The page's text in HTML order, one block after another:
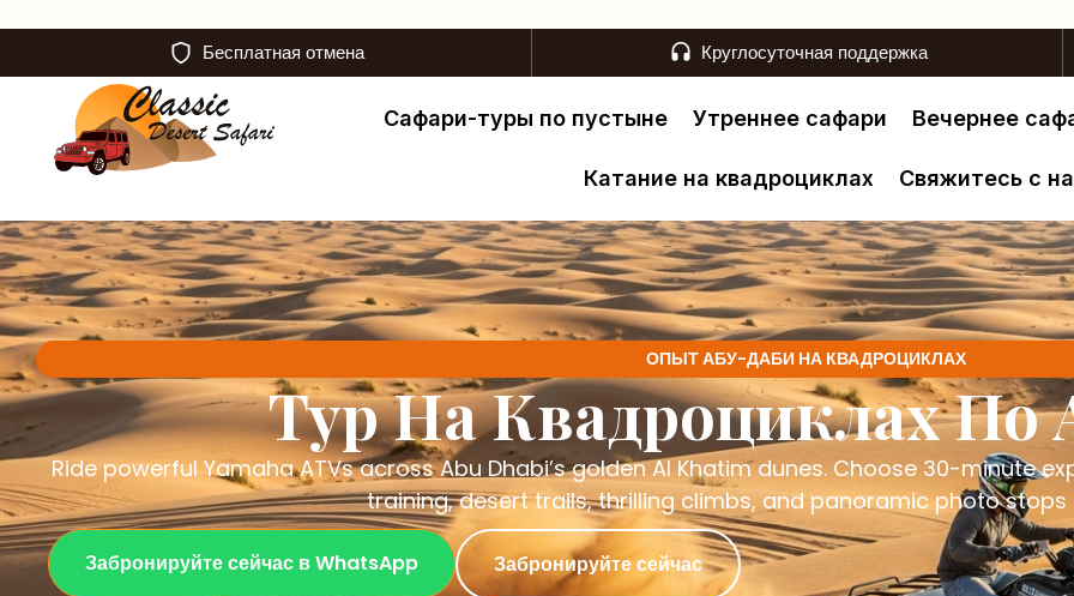
Бесплатная отмена Круглосуточная поддержка
ОПЫТ АБУ-ДАБИ НА КВАДРОЦИКЛАХ
Тур На Квадроциклах По
Ride powerful Yamaha ATVs across Abu Dhabi’s golden Al Khatim dunes. Choose 30-minute
training, desert trails, thrilling climbs, and panoramic photo stops
Забронируйте сейчас в WhatsApp Забронируйте сейчас